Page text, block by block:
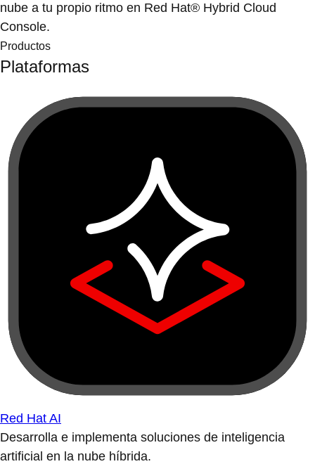
nube a tu propio ritmo en Red Hat® Hybrid Cloud
Console.
Productos
Plataformas
Red Hat AI
Desarrolla e implementa soluciones de inteligencia
artificial en la nube híbrida.